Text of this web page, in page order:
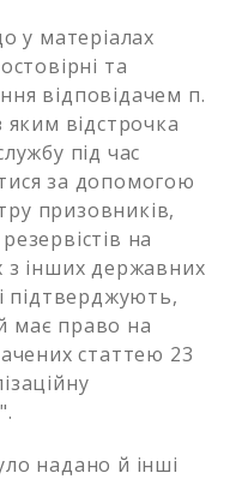
у матеріалах
та
відповідачем п.
відстрочка
під час
за допомогою
призовників,
на
з інших державних
підтверджують,
має право на
статтею 23
надано й інші